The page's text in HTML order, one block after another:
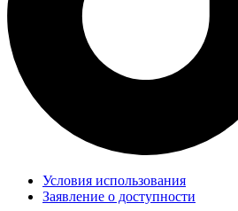
Условия использования
Заявление о доступности